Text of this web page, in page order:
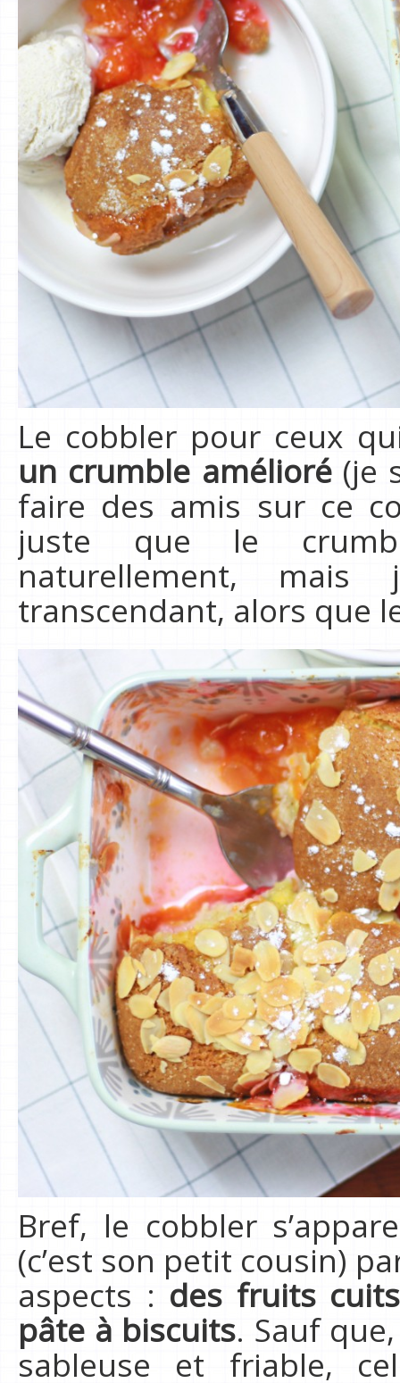
Le cobbler pour ceux
un crumble amélioré(je
faire des amis sur ce
juste que le
naturellement,
transcendant, alors que
Bref, le cobbler
(c’est son petit cousin)
aspects : des fruits
pâte à biscuits. Sauf
sableuse et friable,